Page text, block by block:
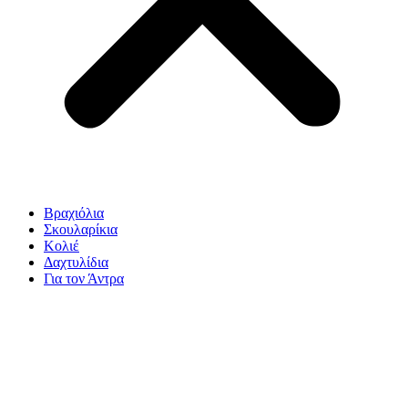
Βραχιόλια
Σκουλαρίκια
Κολιέ
Δαχτυλίδια
Για τον Άντρα